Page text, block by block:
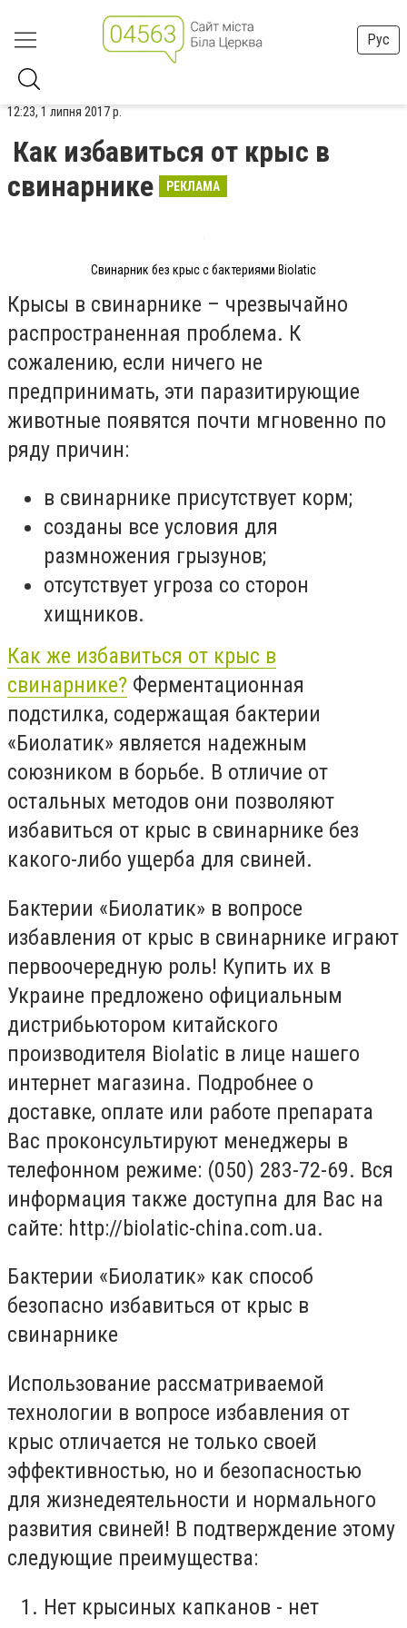
Рус
12:23, 1 липня 2017 р.
Как избавиться от крыс в
свинарнике
РЕКЛАМА
Свинарник без крыс с бактериями Biolatic
Крысы в свинарнике – чрезвычайно
распространенная проблема. К
сожалению, если ничего не
предпринимать, эти паразитирующие
животные появятся почти мгновенно по
ряду причин:
в свинарнике присутствует корм;
созданы все условия для
размножения грызунов;
отсутствует угроза со сторон
хищников.
Как же избавиться от крыс в
свинарнике? Ферментационная
подстилка, содержащая бактерии
«Биолатик» является надежным
союзником в борьбе. В отличие от
остальных методов они позволяют
избавиться от крыс в свинарнике без
какого-либо ущерба для свиней.
Бактерии «Биолатик» в вопросе
избавления от крыс в свинарнике играют
первоочередную роль! Купить их в
Украине предложено официальным
дистрибьютором китайского
производителя Biolatic в лице нашего
интернет магазина. Подробнее о
доставке, оплате или работе препарата
Вас проконсультируют менеджеры в
телефонном режиме: (050) 283-72-69. Вся
информация также доступна для Вас на
сайте: http://biolatic-china.com.ua.
Бактерии «Биолатик» как способ
безопасно избавиться от крыс в
свинарнике
Использование рассматриваемой
технологии в вопросе избавления от
крыс отличается не только своей
эффективностью, но и безопасностью
для жизнедеятельности и нормального
развития свиней! В подтверждение этому
следующие преимущества:
Нет крысиных капканов - нет